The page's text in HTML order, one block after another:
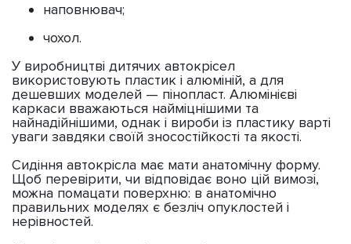
наповнювач;
чохол.
У виробництві дитячих автокрісел
використовують пластик і алюміній, а для
дешевших моделей — пінопласт. Алюмінієві
каркаси вважаються найміцнішими та
найнадійнішими, однак і вироби із пластику варті
уваги завдяки своїй зносостійкості та якості.
Сидіння автокрісла має мати анатомічну форму.
Щоб перевірити, чи відповідає воно цій вимозі,
можна помацати поверхню: в анатомічно
правильних моделях є безліч опуклостей і
нерівностей.